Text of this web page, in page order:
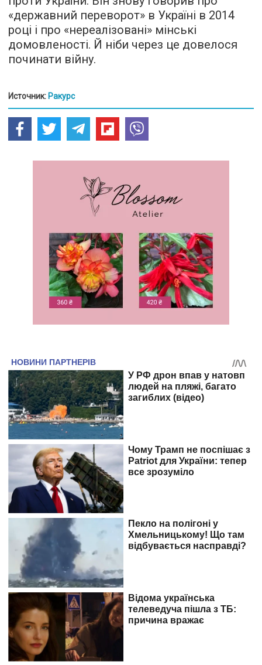
«державний переворот» в Україні в 2014
році і про «нереалізовані» мінські
домовленості. Й ніби через це довелося
починати війну.
Источник: Ракурс